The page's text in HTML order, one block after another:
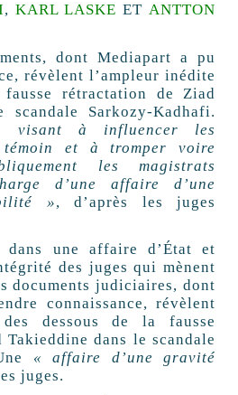
, KARL LASKE ETANTTON
dont Mediapart a pu
révèlent l’ampleur inédite
rétractation de Ziad
scandale Sarkozy-Kadhafi.
visant à influencer les
témoin et à tromper voire
les magistrats
d’une affaire d’une
», d’après les juges
une affaire d’État et
des juges qui mènent
documents judiciaires, dont
connaissance, révèlent
dessous de la fausse
dans le scandale
« affaire d’une gravité
juges.